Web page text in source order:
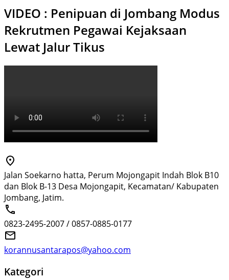
VIDEO : Penipuan di Jombang Modus
Rekrutmen Pegawai Kejaksaan
Lewat Jalur Tikus
Jalan Soekarno hatta, Perum Mojongapit Indah Blok B10
dan Blok B-13 Desa Mojongapit, Kecamatan/ Kabupaten
Jombang, Jatim.
0823-2495-2007 / 0857-0885-0177
korannusantarapos@yahoo.com
Kategori